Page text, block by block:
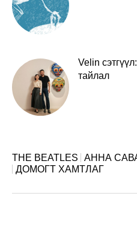
Velin
тайлал
THE BEATLES АННА
ДОМОГТ ХАМТЛАГ